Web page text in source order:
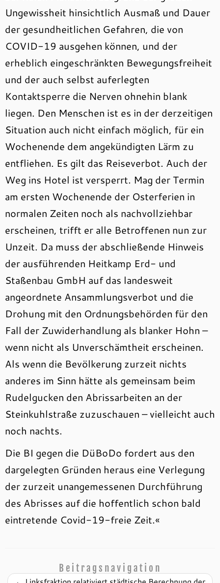
Ungewissheit hinsichtlich Ausmaß und Dauer
der gesundheitlichen Gefahren, die von
COVID-19 ausgehen können, und der
erheblich eingeschränkten Bewegungsfreiheit
und der auch selbst auferlegten
Kontaktsperre die Nerven ohnehin blank
liegen. Den Menschen ist es in der derzeitigen
Situation auch nicht einfach möglich, für ein
Wochenende dem angekündigten Lärm zu
entfliehen. Es gilt das Reiseverbot. Auch der
Weg ins Hotel ist versperrt. Mag der Termin
am ersten Wochenende der Osterferien in
normalen Zeiten noch als nachvollziehbar
erscheinen, trifft er alle Betroffenen nun zur
Unzeit. Da muss der abschließende Hinweis
der ausführenden Heitkamp Erd- und
Staßenbau GmbH auf das landesweit
angeordnete Ansammlungsverbot und die
Drohung mit den Ordnungsbehörden für den
Fall der Zuwiderhandlung als blanker Hohn –
wenn nicht als Unverschämtheit erscheinen.
Als wenn die Bevölkerung zurzeit nichts
anderes im Sinn hätte als gemeinsam beim
Rudelgucken den Abrissarbeiten an der
Steinkuhlstraße zuzuschauen – vielleicht auch
noch nachts.
Die BI gegen die DüBoDo fordert aus den
dargelegten Gründen heraus eine Verlegung
der zurzeit unangemessenen Durchführung
des Abrisses auf die hoffentlich schon bald
eintretende Covid-19-freie Zeit.«
Beitragsnavigation